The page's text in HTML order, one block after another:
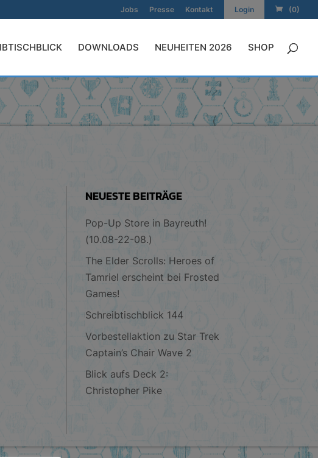
Jobs Presse Kontakt Login (0)
DOWNLOADS NEUHEITEN 2026 SHOP
NEUESTE BEITRÄGE
Pop-Up Store in Bayreuth!
(10.08-22-08.)
The Elder Scrolls: Heroes of
Tamriel erscheint bei Frosted
Games!
Schreibtischblick 144
Vorbestellaktion zu Star Trek
Captain’s Chair Wave 2
Blick aufs Deck 2:
Christopher Pike